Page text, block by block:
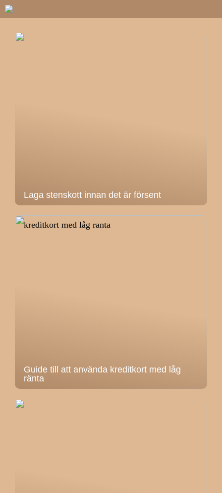
Laga stenskott innan det är försent
Guide till att använda kreditkort med låg
ränta